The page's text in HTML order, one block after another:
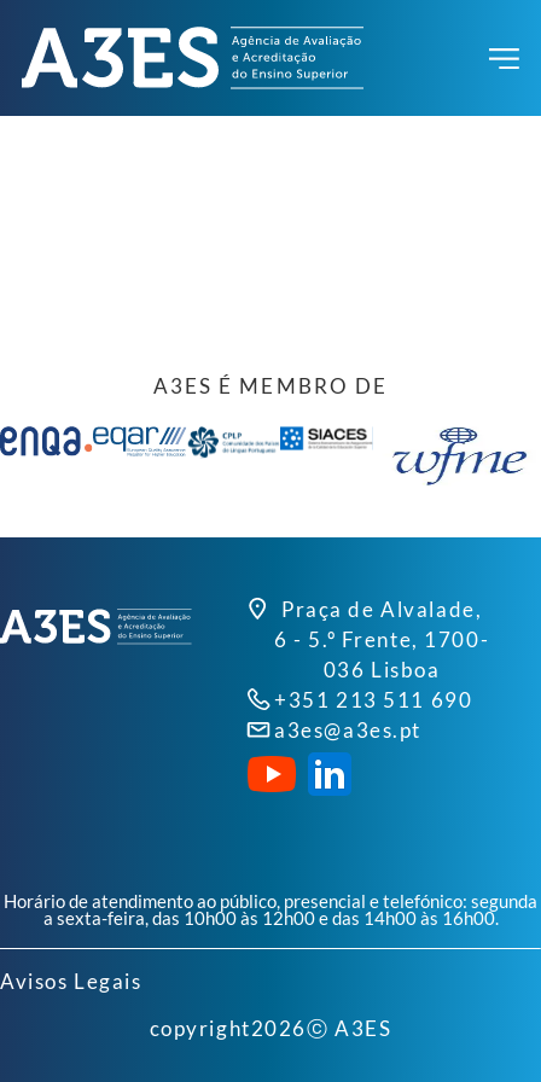
A3ES É MEMBRO DE
Praça de Alvalade,
6 - 5.º Frente, 1700-
036 Lisboa
+351 213 511 690
a3es@a3es.pt
Horário de atendimento ao público, presencial e telefónico: segunda
a sexta-feira, das 10h00 às 12h00 e das 14h00 às 16h00.
Avisos Legais
copyright2026ⓒ A3ES